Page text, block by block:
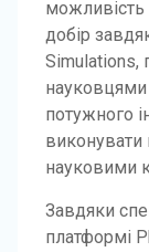
можливість
добір
Simulations,
потужного
виконувати
науковими
Завдяки
платформі